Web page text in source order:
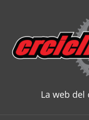
content
La web del